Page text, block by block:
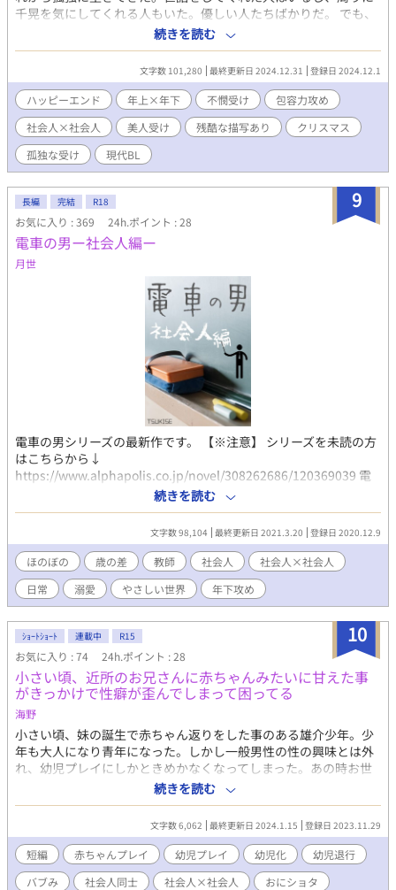
千晃を気にしてくれる人もいた。優しい人たちばかりだ。 でも、
千晃はずっと独りだ。人生に希望も欲も何もない。息を吸って、
毎日をやり過ごすだけ。 けれど、それに疑問もなにも抱かない。
これまでも、これからも、ずっと独り。 これは、そうやって生き
ていくと思っていた——とある冬の日。 千晃はある男性に、はじ
めて恋をした。 【CP】 27歳包容力高めイケメン社会人×21歳不
憫な美人カフェ店員 【その他】 ・#つき → 残酷描写あり ・*つき
→ R18シーンあり(軽め含む) ・受けの不幸が極まってます。 ・最
後はハピエン保証。 ・冬の季節&クリスマス&年末のお話です。
・ムーンライトノベルスさんにも投稿しています。
続きを読む
文字数 101,280 最終更新日 2024.12.31 登録日 2024.12.1
ハッピーエンド 年上×年下 不憫受け
包容力攻め
社会人×社会人
美人受け 残酷な描写あり
クリスマス
孤独な受け
現代BL
9
長編 完結 R18
お気に入り : 369 24h.ポイント : 28
電車の男ー社会人編ー
月世
電車の男シリーズの最新作です。 【※注意】 シリーズを未読の方
はこちらから↓
https://www.alphapolis.co.jp/novel/308262686/120369039 電
車の男→番外編→同棲編→同棲編番外編 までシリーズ4作品すべて
読み終わった方向けです。 本編だけ読むと話が通じないのでご注
続きを読む
文字数 98,104 最終更新日 2021.3.20 登録日 2020.12.9
ほのぼの 歳の差 教師 社会人
社会人×社会人
日常
溺愛 やさしい世界 年下攻め
10
ｼｮｰﾄｼｮｰﾄ 連載中 R15
お気に入り : 74 24h.ポイント : 28
小さい頃、近所のお兄さんに赤ちゃんみたいに甘えた事
がきっかけで性癖が歪んでしまって困ってる
海野
小さい頃、妹の誕生で赤ちゃん返りをした事のある雄介少年。少
年も大人になり青年になった。しかし一般男性の性の興味とは外
れ、幼児プレイにしかときめかなくなってしまった。あの時お世
話になった「近所のお兄さん」は結婚してしまったし、彼ももう
赤ちゃんになれる程可愛い背格好では無い。そんなある日、職場
で「お兄さん」に似た雰囲気の人を見つける。いつしか目で追う
様になった彼は次第にその人を妄想の材料に使うようになる。あ
る日の残業中、眠ってしまった雄介は、起こしに来た人物に寝ぼ
けてママと言って抱きついてしまい…？
続きを読む
文字数 6,062 最終更新日 2024.1.15 登録日 2023.11.29
短編 赤ちゃんプレイ 幼児プレイ 幼児化
幼児退行
バブみ
社会人同士 社会人×社会人 おにショタ